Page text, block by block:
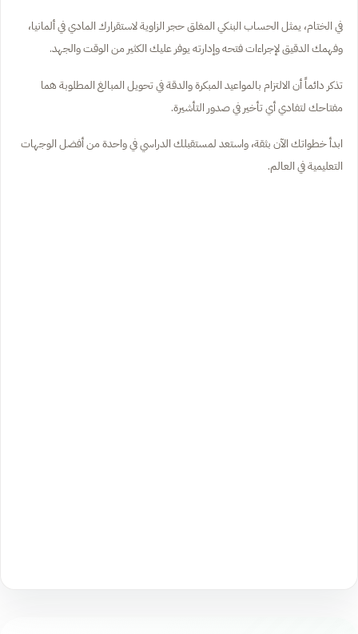
في الختام، يمثل الحساب البنكي المغلق حجر الزاوية لاستقرارك المادي في ألمانيا،
وفهمك الدقيق لإجراءات فتحه وإدارته يوفر عليك الكثير من الوقت والجهد.
تذكر دائماً أن الالتزام بالمواعيد المبكرة والدقة في تحويل المبالغ المطلوبة هما
مفتاحك لتفادي أي تأخير في صدور التأشيرة.
ابدأ خطواتك الآن بثقة، واستعد لمستقبلك الدراسي في واحدة من أفضل الوجهات
التعليمية في العالم.